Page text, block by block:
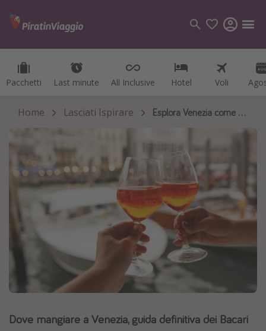
Pacchetti Last minute All Inclusive Hotel Voli
Pacchetti Last minute All Inclusive Hotel Voli
Categorie
Voli
Hotel
Vacanze
Crociere
Destinazioni
Italia
Grecia
Egitto
Home Lasciati Ispirare Esplora Venezia come un locale
Dove mangiare a Venezia, guida definitiva dei Bacari